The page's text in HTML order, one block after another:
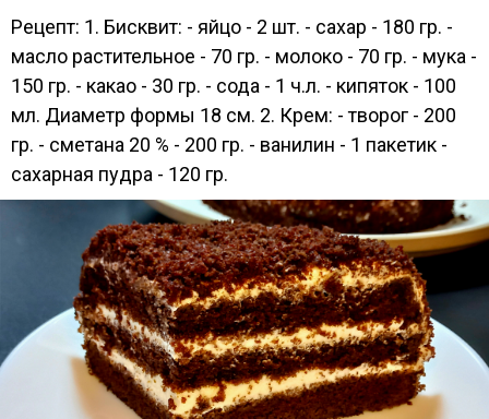
Рецепт: 1. Бисквит: - яйцо - 2 шт. - сахар - 180 гр. -
масло растительное - 70 гр. - молоко - 70 гр. - мука -
150 гр. - какао - 30 гр. - сода - 1 ч.л. - кипяток - 100
мл. Диаметр формы 18 см. 2. Крем: - творог - 200
гр. - сметана 20 % - 200 гр. - ванилин - 1 пакетик -
сахарная пудра - 120 гр.